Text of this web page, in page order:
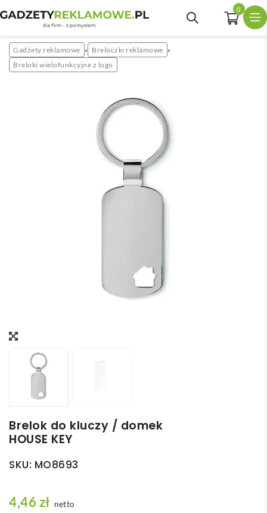
0
Gadżety reklamowe » Breloczki reklamowe »
Breloki wielofunkcyjne z logo
Brelok do kluczy / domek
HOUSE KEY
SKU: MO8693
4,46 zł netto